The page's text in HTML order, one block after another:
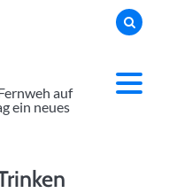
auf
ein neues